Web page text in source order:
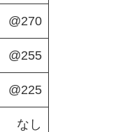
@270
@255
@225
なし